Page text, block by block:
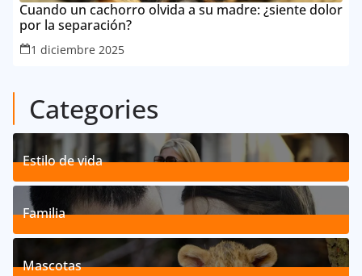
Cuando un cachorro olvida a su madre: ¿siente dolor
por la separación?
1 diciembre 2025
Categories
Estilo de vida
192Posts
Familia
527Posts
Mascotas